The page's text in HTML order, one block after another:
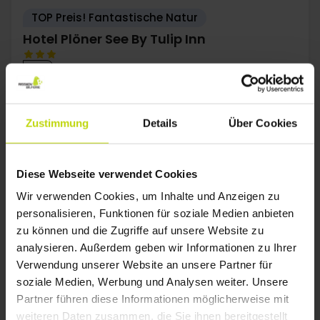
Zustimmung Details Über Cookies
Diese Webseite verwendet Cookies
Wir verwenden Cookies, um Inhalte und Anzeigen zu
personalisieren, Funktionen für soziale Medien anbieten
zu können und die Zugriffe auf unsere Website zu
analysieren. Außerdem geben wir Informationen zu Ihrer
Verwendung unserer Website an unsere Partner für
soziale Medien, Werbung und Analysen weiter. Unsere
Partner führen diese Informationen möglicherweise mit
weiteren Daten zusammen, die Sie ihnen bereitgestellt
TOP Preis! Fantastische Natur
Hotel Plöner See By Tulip Inn
Kiel
59,-
99,-
Paket mit Frühstück
1x
Frühstücksbuffet
Gratis Internet
Alles sehen, was enthalten ist
Aug p. P. 73,-
Gesamt 146,-
Sep p. P.65,-
Gesamt 130,-
Mehr anzeigen